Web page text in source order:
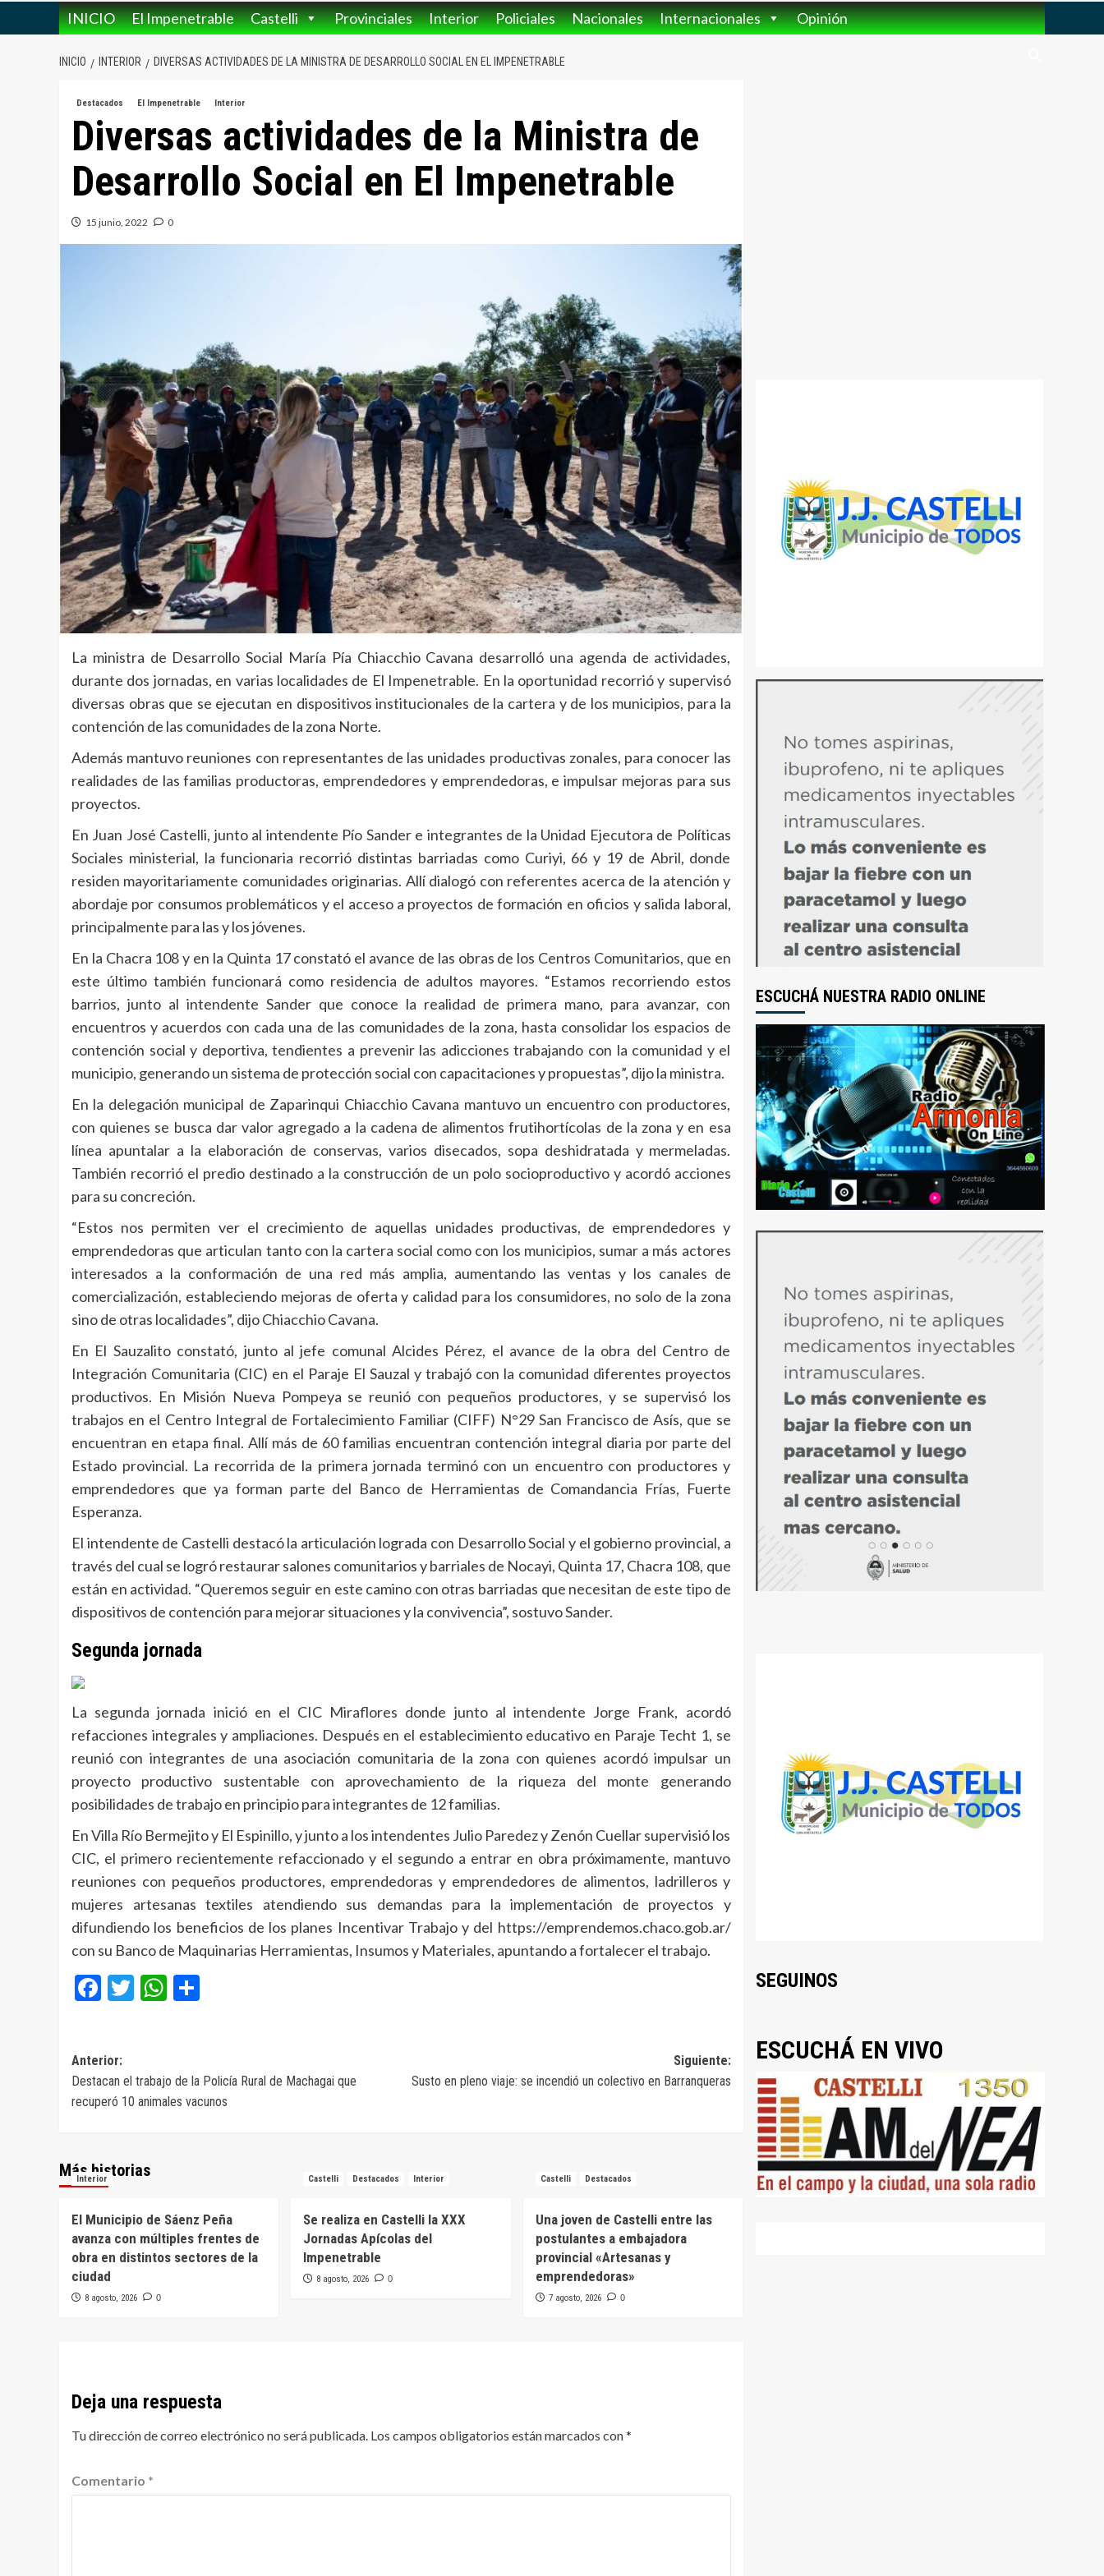
INICIO El Impenetrable Castelli Provinciales Interior Policiales Nacionales Internacionales Opinión
INICIO INTERIOR DIVERSAS ACTIVIDADES DE LA MINISTRA DE DESARROLLO SOCIAL EN EL IMPENETRABLE
Destacados El Impenetrable Interior
Diversas actividades de la Ministra de
Desarrollo Social en El Impenetrable
15 junio, 2022 0
La ministra de Desarrollo Social María Pía Chiacchio Cavana desarrolló una agenda de actividades,
durante dos jornadas, en varias localidades de El Impenetrable. En la oportunidad recorrió y supervisó
diversas obras que se ejecutan en dispositivos institucionales de la cartera y de los municipios, para la
contención de las comunidades de la zona Norte.
Además mantuvo reuniones con representantes de las unidades productivas zonales, para conocer las
realidades de las familias productoras, emprendedores y emprendedoras, e impulsar mejoras para sus
proyectos.
En Juan José Castelli, junto al intendente Pío Sander e integrantes de la Unidad Ejecutora de Políticas
Sociales ministerial, la funcionaria recorrió distintas barriadas como Curiyi, 66 y 19 de Abril, donde
residen mayoritariamente comunidades originarias. Allí dialogó con referentes acerca de la atención y
abordaje por consumos problemáticos y el acceso a proyectos de formación en oficios y salida laboral,
principalmente para las y los jóvenes.
En la Chacra 108 y en la Quinta 17 constató el avance de las obras de los Centros Comunitarios, que en
este último también funcionará como residencia de adultos mayores. “Estamos recorriendo estos
barrios, junto al intendente Sander que conoce la realidad de primera mano, para avanzar, con
encuentros y acuerdos con cada una de las comunidades de la zona, hasta consolidar los espacios de
contención social y deportiva, tendientes a prevenir las adicciones trabajando con la comunidad y el
municipio, generando un sistema de protección social con capacitaciones y propuestas”, dijo la ministra.
En la delegación municipal de Zaparinqui Chiacchio Cavana mantuvo un encuentro con productores,
con quienes se busca dar valor agregado a la cadena de alimentos frutihortícolas de la zona y en esa
línea apuntalar a la elaboración de conservas, varios disecados, sopa deshidratada y mermeladas.
También recorrió el predio destinado a la construcción de un polo socioproductivo y acordó acciones
para su concreción.
“Estos nos permiten ver el crecimiento de aquellas unidades productivas, de emprendedores y
emprendedoras que articulan tanto con la cartera social como con los municipios, sumar a más actores
interesados a la conformación de una red más amplia, aumentando las ventas y los canales de
comercialización, estableciendo mejoras de oferta y calidad para los consumidores, no solo de la zona
sino de otras localidades”, dijo Chiacchio Cavana.
En El Sauzalito constató, junto al jefe comunal Alcides Pérez, el avance de la obra del Centro de
Integración Comunitaria (CIC) en el Paraje El Sauzal y trabajó con la comunidad diferentes proyectos
productivos. En Misión Nueva Pompeya se reunió con pequeños productores, y se supervisó los
trabajos en el Centro Integral de Fortalecimiento Familiar (CIFF) N°29 San Francisco de Asís, que se
encuentran en etapa final. Allí más de 60 familias encuentran contención integral diaria por parte del
Estado provincial. La recorrida de la primera jornada terminó con un encuentro con productores y
emprendedores que ya forman parte del Banco de Herramientas de Comandancia Frías, Fuerte
Esperanza.
El intendente de Castelli destacó la articulación lograda con Desarrollo Social y el gobierno provincial, a
través del cual se logró restaurar salones comunitarios y barriales de Nocayi, Quinta 17, Chacra 108, que
están en actividad. “Queremos seguir en este camino con otras barriadas que necesitan de este tipo de
dispositivos de contención para mejorar situaciones y la convivencia”, sostuvo Sander.
Segunda jornada
La segunda jornada inició en el CIC Miraflores donde junto al intendente Jorge Frank, acordó
refacciones integrales y ampliaciones. Después en el establecimiento educativo en Paraje Techt 1, se
reunió con integrantes de una asociación comunitaria de la zona con quienes acordó impulsar un
proyecto productivo sustentable con aprovechamiento de la riqueza del monte generando
posibilidades de trabajo en principio para integrantes de 12 familias.
En Villa Río Bermejito y El Espinillo, y junto a los intendentes Julio Paredez y Zenón Cuellar supervisió los
CIC, el primero recientemente refaccionado y el segundo a entrar en obra próximamente, mantuvo
reuniones con pequeños productores, emprendedoras y emprendedores de alimentos, ladrilleros y
mujeres artesanas textiles atendiendo sus demandas para la implementación de proyectos y
difundiendo los beneficios de los planes Incentivar Trabajo y del https://emprendemos.chaco.gob.ar/
con su Banco de Maquinarias Herramientas, Insumos y Materiales, apuntando a fortalecer el trabajo.
Facebook
TwitterWhatsApp
Navegación
de
entradas
Anterior:
Destacan el trabajo de la Policía Rural de Machagai que
recuperó 10 animales vacunos
Siguiente:
Susto en pleno viaje: se incendió un colectivo en Barranqueras
Más historias
Interior
El Municipio de Sáenz Peña
avanza con múltiples frentes de
obra en distintos sectores de la
ciudad
8 agosto, 2026 0
Castelli Destacados Interior
Se realiza en Castelli la XXX
Jornadas Apícolas del
Impenetrable
8 agosto, 2026 0
Castelli Destacados
Una joven de Castelli entre las
postulantes a embajadora
provincial «Artesanas y
emprendedoras»
7 agosto, 2026 0
Deja una respuesta
Tu dirección de correo electrónico no será publicada. Los campos obligatorios están marcados con*
Comentario *
ESCUCHÁ NUESTRA RADIO ONLINE
SEGUINOS
ESCUCHÁ EN VIVO